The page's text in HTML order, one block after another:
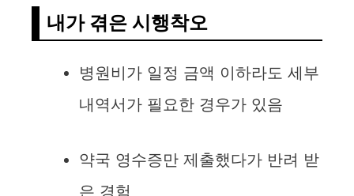
내가 겪은 시행착오
병원비가 일정 금액 이하라도 세부
내역서가 필요한 경우가 있음
약국 영수증만 제출했다가 반려 받
은 경험